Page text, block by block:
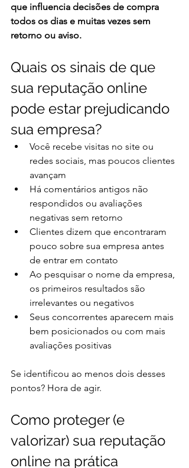
que influencia decisões de compra
todos os dias e muitas vezes sem
retorno ou aviso.
Quais os sinais de que
sua reputação online
pode estar prejudicando
sua empresa?
Você recebe visitas no site ou
redes sociais, mas poucos clientes
avançam
Há comentários antigos não
respondidos ou avaliações
negativas sem retorno
Clientes dizem que encontraram
pouco sobre sua empresa antes
de entrar em contato
Ao pesquisar o nome da empresa,
os primeiros resultados são
irrelevantes ou negativos
Seus concorrentes aparecem mais
bem posicionados ou com mais
avaliações positivas
Se identificou ao menos dois desses
pontos? Hora de agir.
Como proteger (e
valorizar) sua reputação
online na prática